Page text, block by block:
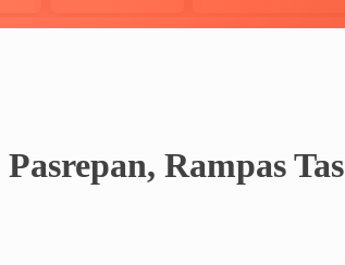
Rampas